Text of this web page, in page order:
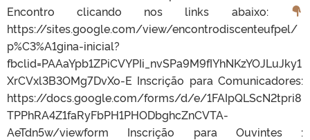
Encontro clicando nos links abaixo:
https://sites.google.com/view/encontrodiscenteufpel/
p%C3%A1gina-inicial?
fbclid=PAAaYpb1ZPiCVYPIi_nvSPa9M9fIYhNKzYOJLuJky1
XrCVxl3B3OMg7DvXo-E Inscrição para Comunicadores:
https://docs.google.com/forms/d/e/1FAIpQLScN2tpri8
TPPhRA4Z1faRyFbPH1PHODbghcZnCVTA-
AeTdn5w/viewform Inscrição para Ouvintes :